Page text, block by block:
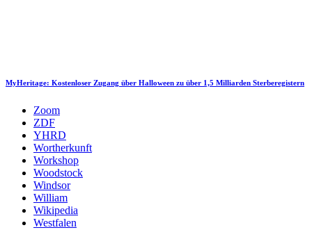
MyHeritage: Kostenloser Zugang über Halloween zu über 1,5 Milliarden Sterberegistern
Zoom
ZDF
YHRD
Wortherkunft
Workshop
Woodstock
Windsor
William
Wikipedia
Westfalen